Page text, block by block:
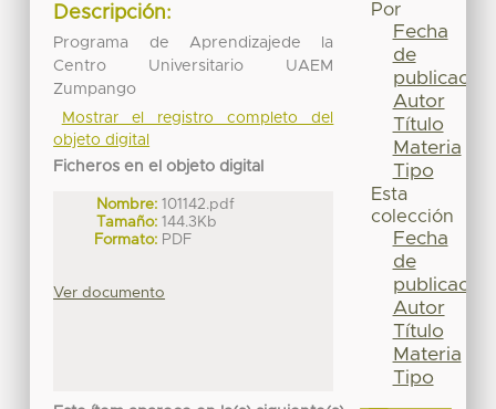
Descripción:
Programa de Aprendizajede la
Centro Universitario UAEM
Zumpango
Mostrar el registro completo del
objeto digital
Ficheros en el objeto digital
Nombre: 101142.pdf
Tamaño: 144.3Kb
Formato: PDF
Ver documento
Por
Fecha
de
publicación
Autor
Título
Materia
Tipo
Esta
colección
Fecha
de
publicación
Autor
Título
Materia
Tipo